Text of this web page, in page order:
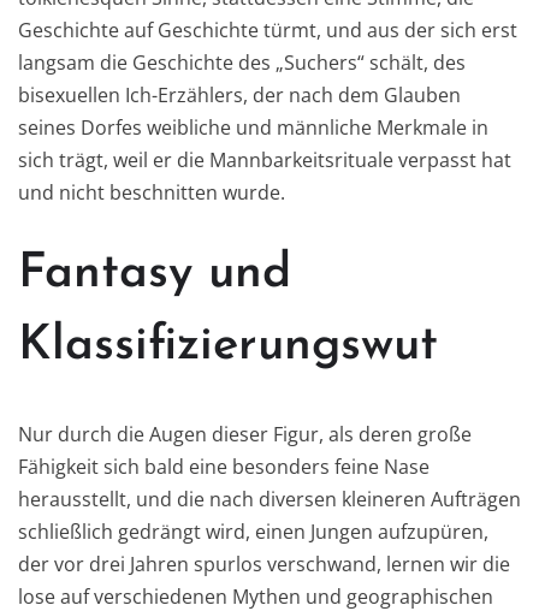
Geschichte auf Geschichte türmt, und aus der sich erst
langsam die Geschichte des „Suchers“ schält, des
bisexuellen Ich-Erzählers, der nach dem Glauben
seines Dorfes weibliche und männliche Merkmale in
sich trägt, weil er die Mannbarkeitsrituale verpasst hat
und nicht beschnitten wurde.
Fantasy und
Klassifizierungswut
Nur durch die Augen dieser Figur, als deren große
Fähigkeit sich bald eine besonders feine Nase
herausstellt, und die nach diversen kleineren Aufträgen
schließlich gedrängt wird, einen Jungen aufzupüren,
der vor drei Jahren spurlos verschwand, lernen wir die
lose auf verschiedenen Mythen und geographischen